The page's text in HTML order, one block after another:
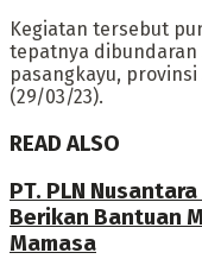
Kegiatan tersebut
tepatnya dibundaran
pasangkayu, provinsi
(29/03/23).
READ ALSO
PT. PLN
Berikan Bantuan
Mamasa